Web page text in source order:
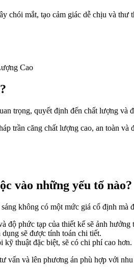
chói mắt, tạo cảm giác dễ chịu và
Cao
trọng, quyết định đến chất lượng
trần căng chất lượng cao, an toàn
vào những yếu tố nào?
không có một mức giá cố định mà
độ phức tạp của thiết kế sẽ ảnh hưởng
sẽ được tính toán chi tiết.
thuật đặc biệt, sẽ có chi phí cao hơn.
và lên phương án phù hợp với nhu